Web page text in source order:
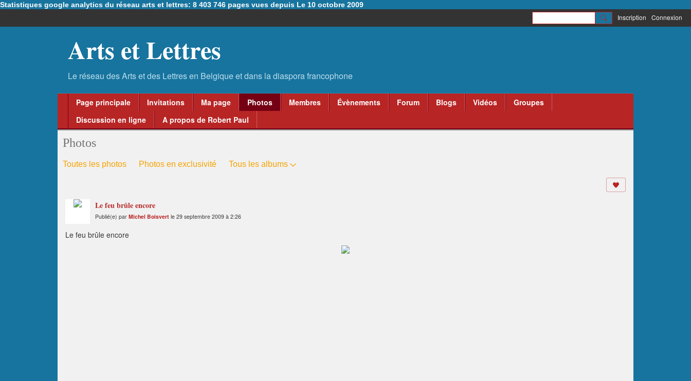
Statistiques google analytics du réseau arts et lettres: 8 403 746 pages vues depuis Le 10 octobre 2009
Inscription Connexion
Arts et Lettres
Page principale Invitations Ma page Photos Membres Évènements Forum Blogs Vidéos
Groupes
Discussion en ligne
A propos de Robert Paul
Photos
Toutes les photos Photos en exclusivité Tous les albums
Le feu brûle encore
Publié(e) par Michel Boisvert le 29 septembre 2009 à 2:26
Le feu brûle encore